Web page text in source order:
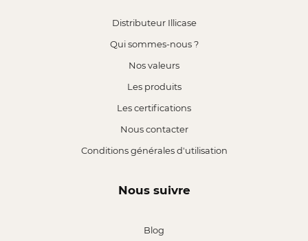
Distributeur Illicase
Qui sommes-nous ?
Nos valeurs
Les produits
Les certifications
Nous contacter
Conditions générales d'utilisation
Nous suivre
Blog